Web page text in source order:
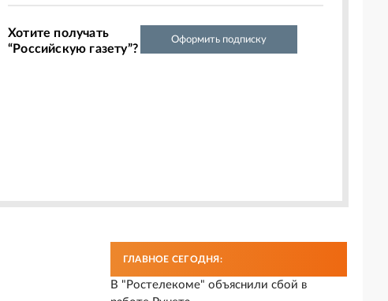
Хотите получать
“Российскую газету”?
Оформить подписку
ГЛАВНОЕ СЕГОДНЯ:
В "Ростелекоме" объяснили сбой в